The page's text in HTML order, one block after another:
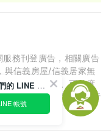
務刊登廣告，相關廣告
與信義房屋/信義居家無
內容的正確性、可信度
，所生任何爭議皆請自行
歡迎訂閱我們的 LINE 官方帳號
帳號